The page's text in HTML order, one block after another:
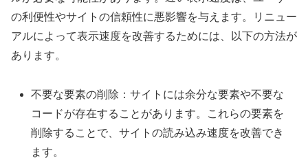
の利便性やサイトの信頼性に悪影響を与えます。リニュー
アルによって表示速度を改善するためには、以下の方法が
あります。
不要な要素の削除：サイトには余分な要素や不要な
コードが存在することがあります。これらの要素を
削除することで、サイトの読み込み速度を改善でき
ます。